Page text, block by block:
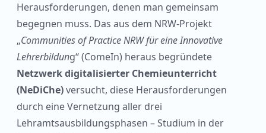
Herausforderungen, denen man gemeinsam
begegnen muss. Das aus dem NRW-Projekt
„Communities of Practice NRW für eine Innovative
Lehrerbildung“ (ComeIn) heraus begründete
Netzwerk digitalisierter Chemieunterricht
(NeDiChe)versucht, diese Herausforderungen
durch eine Vernetzung aller drei
Lehramtsausbildungsphasen – Studium in der